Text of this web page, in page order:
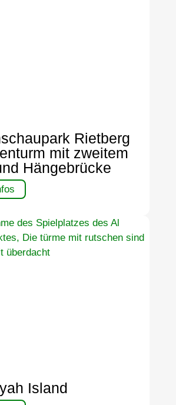
Rietberg
mit zweitem
Hängebrücke
Island